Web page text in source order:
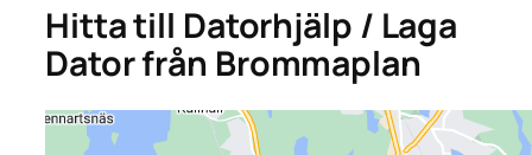
Hitta till Datorhjälp / Laga
Dator från Brommaplan